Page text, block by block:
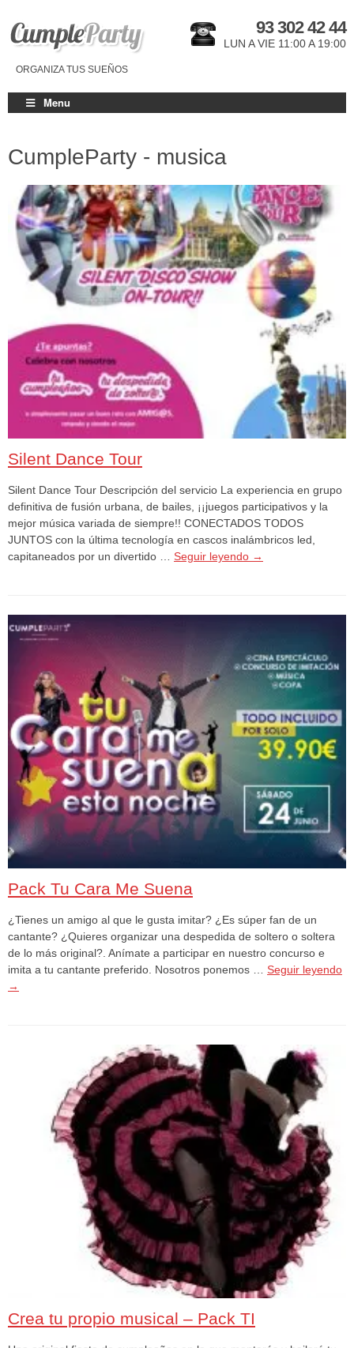
ORGANIZA TUS SUEÑOS
93 302 42 44
LUN A VIE 11:00 A 19:00
Menu
CumpleParty - musica
Silent Dance Tour
Silent Dance Tour Descripción del servicio La experiencia en grupo
definitiva de fusión urbana, de bailes, ¡¡juegos participativos y la
mejor música variada de siempre!! CONECTADOS TODOS
JUNTOS con la última tecnología en cascos inalámbricos led,
capitaneados por un divertido … Seguir leyendo →
Pack Tu Cara Me Suena
¿Tienes un amigo al que le gusta imitar? ¿Es súper fan de un
cantante? ¿Quieres organizar una despedida de soltero o soltera
de lo más original?. Anímate a participar en nuestro concurso e
imita a tu cantante preferido. Nosotros ponemos … Seguir leyendo
→
Crea tu propio musical – Pack TI